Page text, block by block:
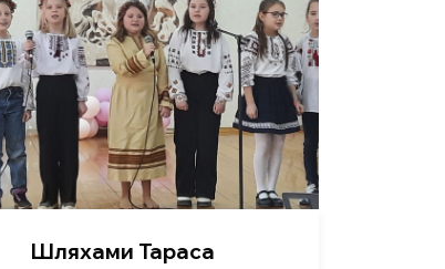
Шляхами Тараса